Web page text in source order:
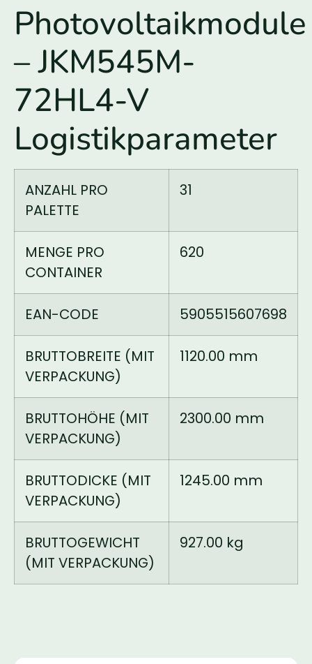
Photovoltaikmodule
– JKM545M-
72HL4-V
Logistikparameter
ANZAHL PRO
PALETTE
31
MENGE PRO
CONTAINER
620
EAN-CODE 5905515607698
BRUTTOBREITE (MIT
VERPACKUNG)
1120.00 mm
BRUTTOHÖHE (MIT
VERPACKUNG)
2300.00 mm
BRUTTODICKE (MIT
VERPACKUNG)
1245.00 mm
BRUTTOGEWICHT
(MIT VERPACKUNG)
927.00 kg